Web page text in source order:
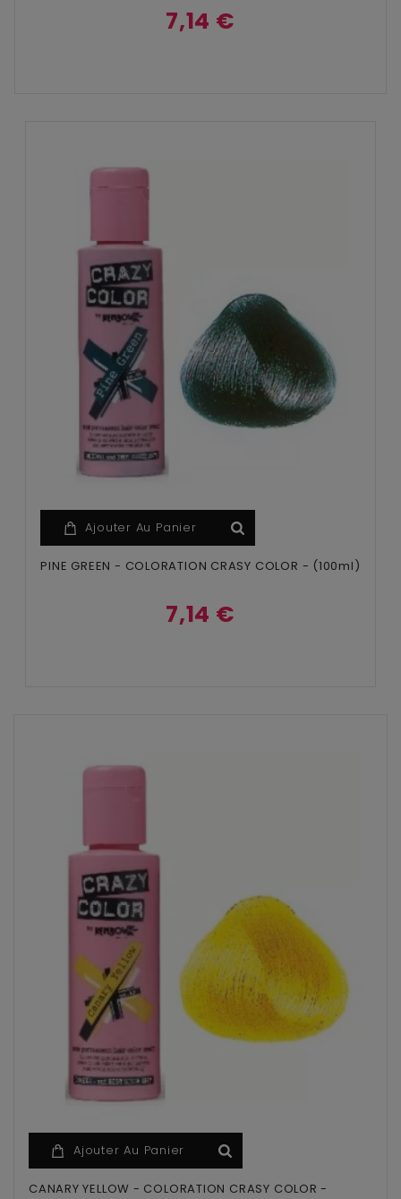
7,14 €
Ajouter Au Panier
PINE GREEN - COLORATION CRASY COLOR - (100ml)
7,14 €
Ajouter Au Panier
CANARY YELLOW - COLORATION CRASY COLOR -